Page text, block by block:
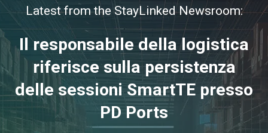
Latest from the StayLinked Newsroom:
Il responsabile della logistica
riferisce sulla persistenza
delle sessioni SmartTE presso
PD Ports